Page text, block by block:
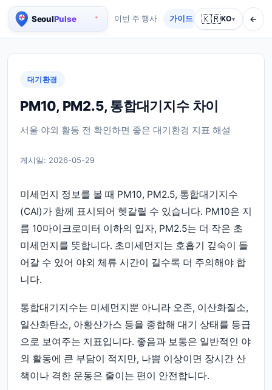
서울 실시간 인구 지도
이번 주 행사 가이드 회사 소개 서비
🇰🇷KO▾ ←
대기환경
PM10, PM2.5, 통합대기지수 차이
서울 야외 활동 전 확인하면 좋은 대기환경 지표 해설
게시일: 2026-05-29
미세먼지 정보를 볼 때 PM10, PM2.5, 통합대기지수
(CAI)가 함께 표시되어 헷갈릴 수 있습니다. PM10은 지
름 10마이크로미터 이하의 입자, PM2.5는 더 작은 초
미세먼지를 뜻합니다. 초미세먼지는 호흡기 깊숙이 들
어갈 수 있어 야외 체류 시간이 길수록 더 주의해야 합
니다.
통합대기지수는 미세먼지뿐 아니라 오존, 이산화질소,
일산화탄소, 아황산가스 등을 종합해 대기 상태를 등급
으로 보여주는 지표입니다. 좋음과 보통은 일반적인 야
외 활동에 큰 부담이 적지만, 나쁨 이상이면 장시간 산
책이나 격한 운동은 줄이는 편이 안전합니다.